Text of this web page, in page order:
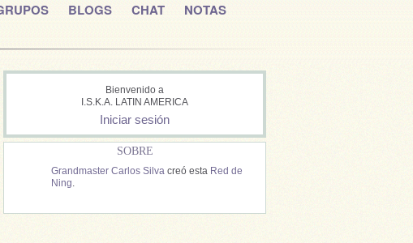
BLOGS CHAT
NOTAS
Bienvenido a
I.S.K.A. LATIN AMERICA
Iniciar sesión
SOBRE
Grandmaster Carlos Silva creó esta Red de
Ning.